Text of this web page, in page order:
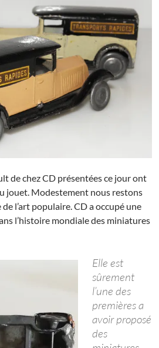
de chez CD présentées ce jour ont
jouet. Modestement nous restons
l’art populaire. CD a occupé une
l’histoire mondiale des miniatures
Elle est
sûrement
l’une des
premières a
avoir proposé
des